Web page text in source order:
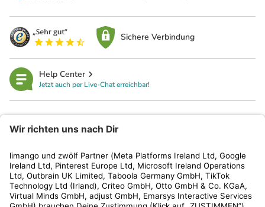
Sichere Verbindung
Help Center
Jetzt auch per Live-Chat erreichbar!
Kundenservice
Shop